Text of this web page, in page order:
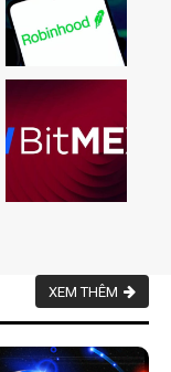
XEM THÊM